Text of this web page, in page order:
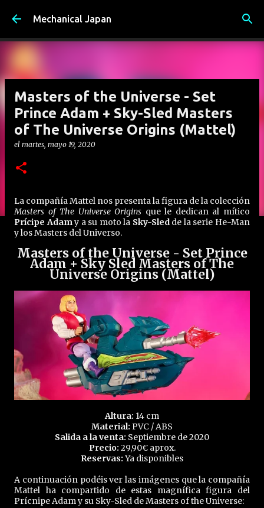
Ir al contenido principal
Mechanical Japan
Masters of the Universe - Set
Prince Adam + Sky-Sled Masters
of The Universe Origins (Mattel)
el martes, mayo 19, 2020
La compañía Mattel nos presenta la figura de la colección
Masters of The Universe Origins que le dedican al mítico
Prícipe Adamy a su moto la Sky-Sled de la serie He-Man
y los Masters del Universo.
Masters of the Universe - Set Prince
Adam + Sky Sled Masters of The
Universe Origins (Mattel)
Altura: 14 cm
Material: PVC / ABS
Salida a la venta: Septiembre de 2020
Precio: 29,90€ aprox.
Reservas: Ya disponibles
A continuación podéis ver las imágenes que la compañía
Mattel ha compartido de estas magnífica figura del
Prícnipe Adam y su Sky-Sled de Masters of the Universe: